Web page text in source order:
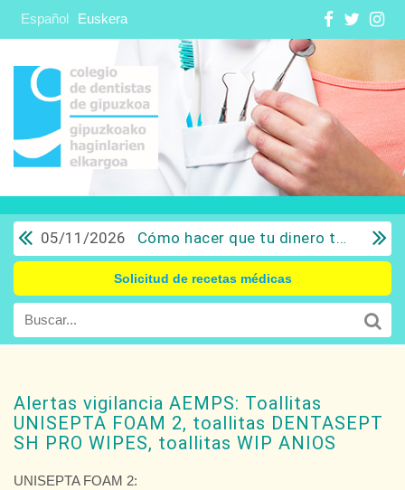
Español Euskera
05/11/2026 Cómo hacer que tu dinero trabaje para ti: Del ahorro a la inversión con sentido común.
Solicitud de recetas médicas
Alertas vigilancia AEMPS: Toallitas
UNISEPTA FOAM 2, toallitas DENTASEPT
SH PRO WIPES, toallitas WIP ANIOS
UNISEPTA FOAM 2: